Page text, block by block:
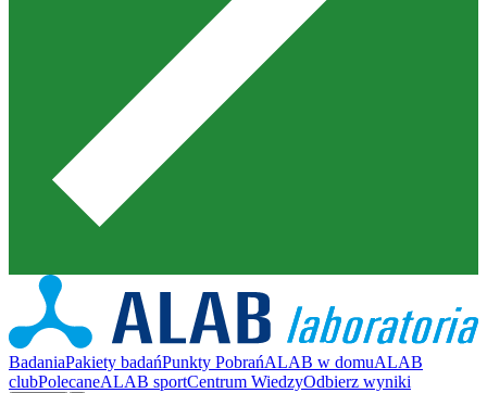
BadaniaPakiety badańPunkty PobrańALAB w domuALAB
clubPolecaneALAB sportCentrum WiedzyOdbierz wyniki